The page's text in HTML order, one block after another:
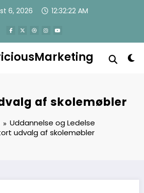
6, 2026 12:32:23 AM
af skolemøbler
Uddannelse og Ledelse
udvalg af skolemøbler